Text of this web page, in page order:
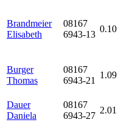
Brandmeier
Elisabeth
08167
6943-13
0.10
Burger
Thomas
08167
6943-21
1.09
Dauer
Daniela
08167
6943-27
2.01